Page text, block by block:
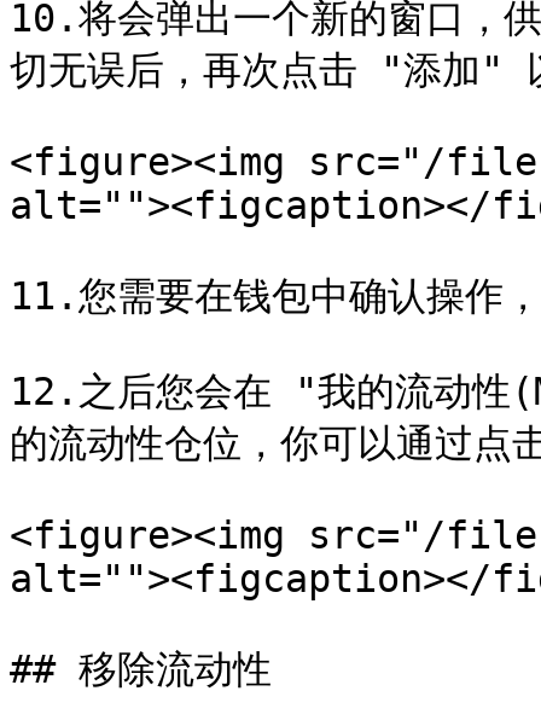
10.将会弹出一个新的窗口，
切无误后，再次点击 "添加"
<figure><img src="/files/
alt=""><figcaption></
11.您需要在钱包中确认操作
12.之后您会在 "我的流动
的流动性仓位，你可以通过点
<figure><img src="/files/
alt=""><figcaption></
## 移除流动性